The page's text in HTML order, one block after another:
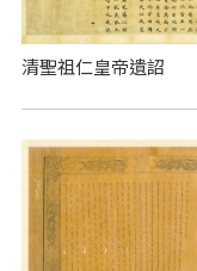
清聖祖仁皇帝遺詔